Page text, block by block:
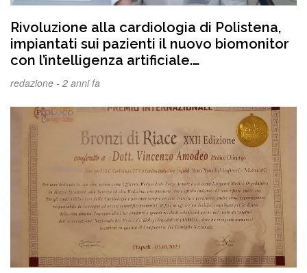
Rivoluzione alla cardiologia di Polistena,
impiantati sui pazienti il nuovo biomonitor
con l’intelligenza artificiale.
VIDEOINTERVISTA AL PRIMARIO
redazione - 2 anni fa